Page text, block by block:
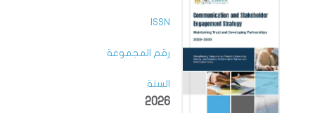
ISSN
رقم المجموعة
السنة
2026